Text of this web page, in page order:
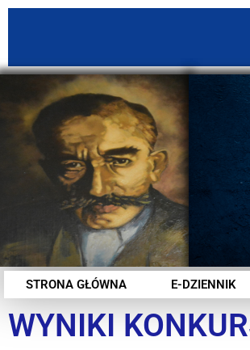
STRONA GŁÓWNA E-DZIENNIK
WYNIKI